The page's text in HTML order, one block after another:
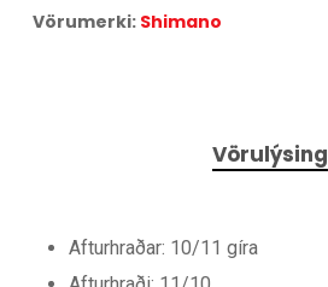
Heildarkostnaður: 33.072
Vörumerki: Shimano
Vörulýsing
Afturhraðar: 10/11 gíra